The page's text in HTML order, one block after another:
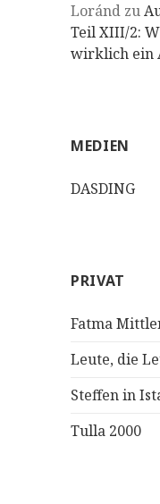
Loránd zu
Teil XIII/2:
wirklich ein
MEDIEN
DASDING
PRIVAT
Fatma
Leute, die
Steffen in
Tulla 2000